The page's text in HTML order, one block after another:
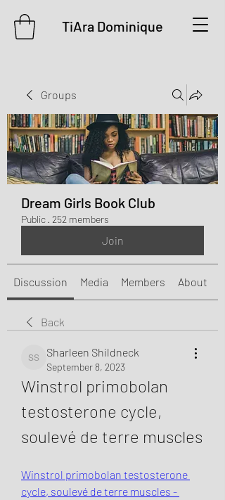
TiAra Dominique
Groups
Dream Girls Book Club
Public · 252 members
Join
Discussion Media Members About
Back
Sharleen Shildneck
Sharleen Shildneck
September 8, 2023
Winstrol primobolan
testosterone cycle,
soulevé de terre muscles
Winstrol primobolan testosterone
cycle, soulevé de terre muscles -